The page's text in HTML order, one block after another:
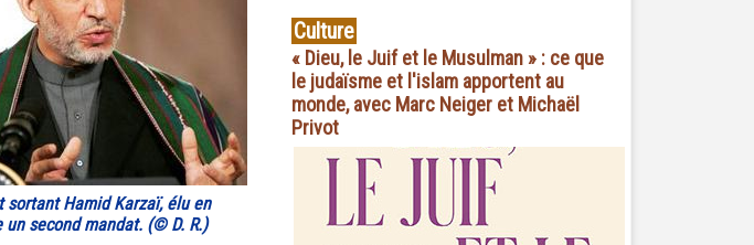
sortant Hamid Karzaï, élu en
un second mandat. (© D. R.)
Culture
« Dieu, le Juif et le Musulman » : ce que
le judaïsme et l'islam apportent au
monde, avec Marc Neiger et Michaël
Privot